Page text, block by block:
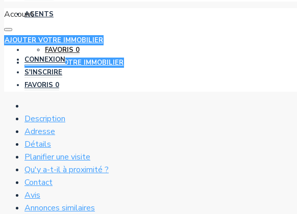
AGENTS
FAVORIS 0
AJOUTER VOTRE IMMOBILIER
Account
AJOUTER VOTRE IMMOBILIER
CONNEXION
S'INSCRIRE
FAVORIS 0
Description
Adresse
Détails
Planifier une visite
Qu'y a-t-il à proximité ?
Contact
Avis
Annonces similaires